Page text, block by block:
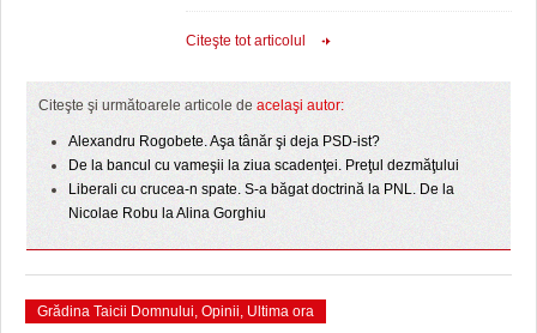
PRIMĂRIILE DIN TIMIŞ
SFATUL MEDICULUI
SFATURI JURIDICE
Citeşte tot articolul
Citeşte şi următoarele articole de acelaşi autor:
Alexandru Rogobete. Aşa tânăr şi deja PSD-ist?
De la bancul cu vameşii la ziua scadenţei. Preţul dezmăţului
Liberali cu crucea-n spate. S-a băgat doctrină la PNL. De la
Nicolae Robu la Alina Gorghiu
Grădina Taicii Domnului, Opinii, Ultima ora